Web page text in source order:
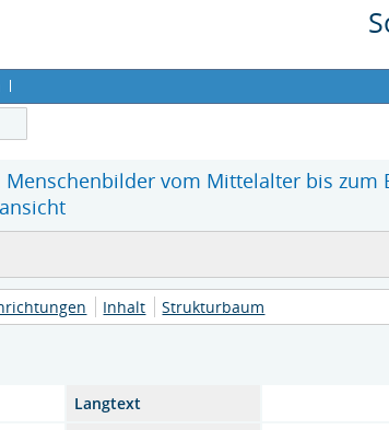
vom Mittelalter bis zum
Inhalt Strukturbaum
Langtext